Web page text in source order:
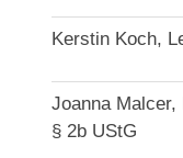
Kerstin Koch,
Joanna
§ 2b UStG